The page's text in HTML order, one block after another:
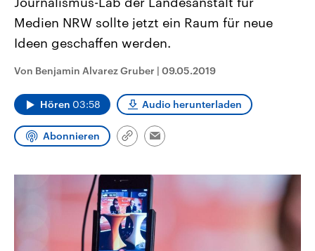
Umfragen, Prognosen,
Wahlprogramme, aktuelle Berichte
und Hintergründe zu den Parteien
Wahl.
Sendungen Programm
Medien NRW sollte jetzt ein Raum für neue
Ideen geschaffen werden.
Von Benjamin Alvarez Gruber | 09.05.2019
Hören 03:58 Audio herunterladen
Abonnieren
Link
Email